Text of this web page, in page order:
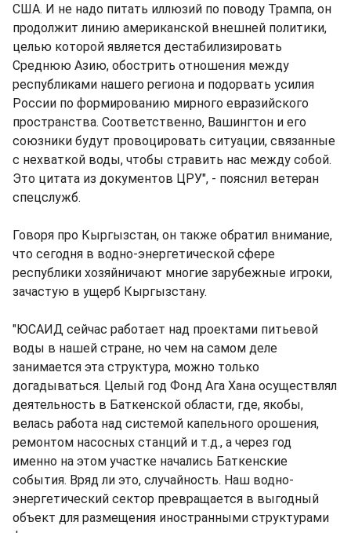
США. И не надо питать иллюзий по поводу Трампа, он
продолжит линию американской внешней политики,
целью которой является дестабилизировать
Среднюю Азию, обострить отношения между
республиками нашего региона и подорвать усилия
России по формированию мирного евразийского
пространства. Соответственно, Вашингтон и его
союзники будут провоцировать ситуации, связанные
с нехваткой воды, чтобы стравить нас между собой.
Это цитата из документов ЦРУ", - пояснил ветеран
спецслужб.
Говоря про Кыргызстан, он также обратил внимание,
что сегодня в водно-энергетической сфере
республики хозяйничают многие зарубежные игроки,
зачастую в ущерб Кыргызстану.
"ЮСАИД сейчас работает над проектами питьевой
воды в нашей стране, но чем на самом деле
занимается эта структура, можно только
догадываться. Целый год Фонд Ага Хана осуществлял
деятельность в Баткенской области, где, якобы,
велась работа над системой капельного орошения,
ремонтом насосных станций и т.д., а через год
именно на этом участке начались Баткенские
события. Вряд ли это, случайность. Наш водно-
энергетический сектор превращается в выгодный
объект для размещения иностранными структурами